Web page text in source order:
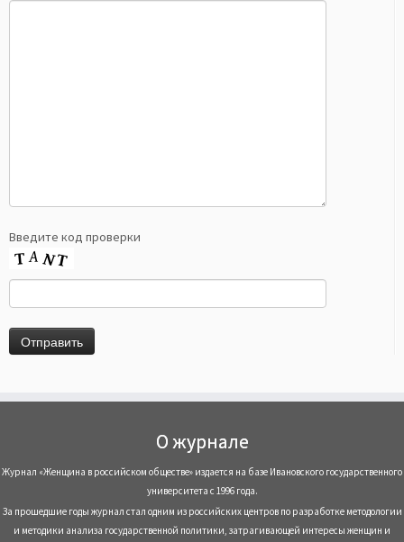
Введите код проверки
О журнале
Журнал «Женщина в российском обществе» издается на базе Ивановского государственного
университета с 1996 года.
За прошедшие годы журнал стал одним из российских центров по разработке методологии
и методики анализа государственной политики, затрагивающей интересы женщин и